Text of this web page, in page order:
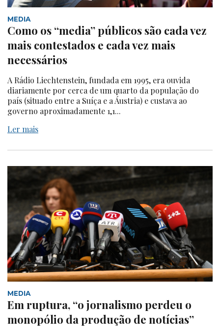
MEDIA
Como os “media” públicos são cada vez
mais contestados e cada vez mais
necessários
A Rádio Liechtenstein, fundada em 1995, era ouvida
diariamente por cerca de um quarto da população do
país (situado entre a Suíça e a Áustria) e custava ao
governo aproximadamente 1,1...
Ler mais
MEDIA
Em ruptura, “o jornalismo perdeu o
monopólio da produção de notícias”